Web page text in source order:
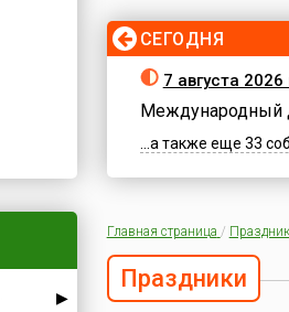
▶
СЕГОДНЯ
7 августа
Международный
...а также еще 33
Главная страница /
Праздники